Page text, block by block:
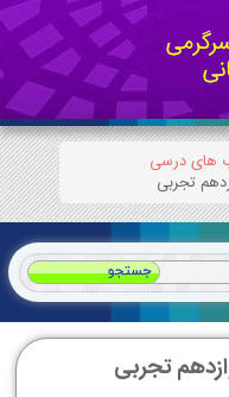
های درسی
تجربی